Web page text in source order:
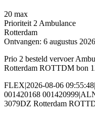
20 max
Prioriteit 2 Ambulance
Rotterdam
Ontvangen: 6 augustus
Prio 2 besteld vervoer
Rotterdam ROTTDM bon
FLEX|2026-08-06
001420168
3079DZ Rotterdam